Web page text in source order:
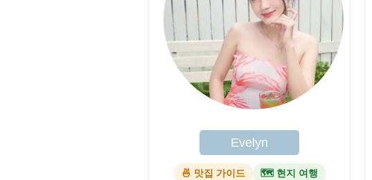
Evelyn
🍜 맛집 가이드
🗺 현지 여행